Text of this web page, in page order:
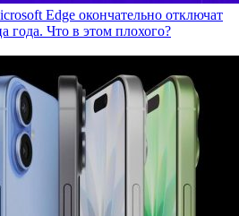
Edge окончательно отключат
года. Что в этом плохого?